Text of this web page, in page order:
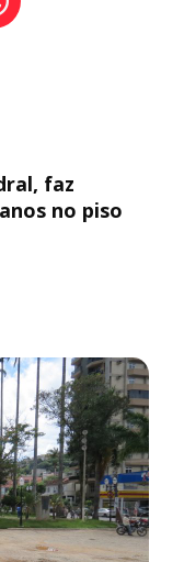
faz
no piso